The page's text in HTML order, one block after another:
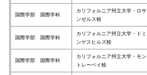
国際学部 国際学科
カリフォルニア州立大学・ロサ
ンゼルス校
国際学部 国際学科
カリフォルニア州立大学・ドミ
ンゲスヒルズ校
国際学部 国際学科
カリフォルニア州立大学・モン
トレーベイ校